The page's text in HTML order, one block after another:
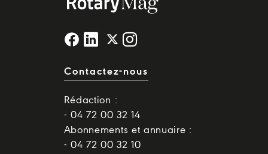
Contactez-nous
Rédaction :
- 04 72 00 32 14
Abonnements et annuaire :
- 04 72 00 32 10